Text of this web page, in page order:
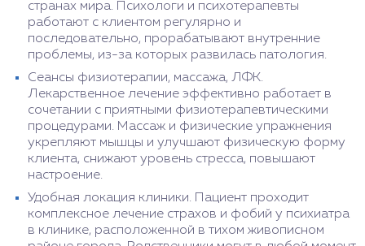
странах мира. Психологи и психотерапевты
работают с клиентом регулярно и
последовательно, прорабатывают внутренние
проблемы, из-за которых развилась патология.
Сеансы физиотерапии, массажа, ЛФК.
Лекарственное лечение эффективно работает в
сочетании с приятными физиотерапевтическими
процедурами. Массаж и физические упражнения
укрепляют мышцы и улучшают физическую форму
клиента, снижают уровень стресса, повышают
настроение.
Удобная локация клиники. Пациент проходит
комплексное лечение страхов и фобий у психиатра
в клинике, расположенной в тихом живописном